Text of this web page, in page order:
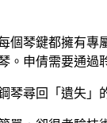
個琴鍵都擁有
。申倩需要通過